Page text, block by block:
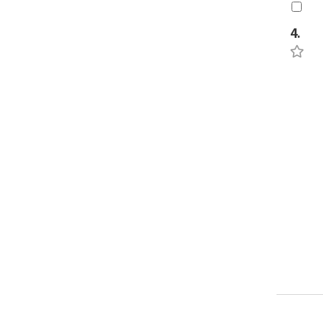
4.